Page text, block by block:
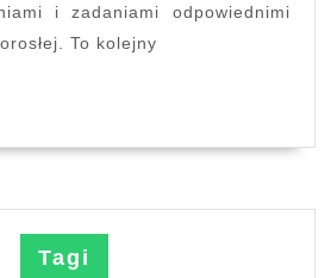
i zadaniami odpowiednimi
To kolejny
Tagi